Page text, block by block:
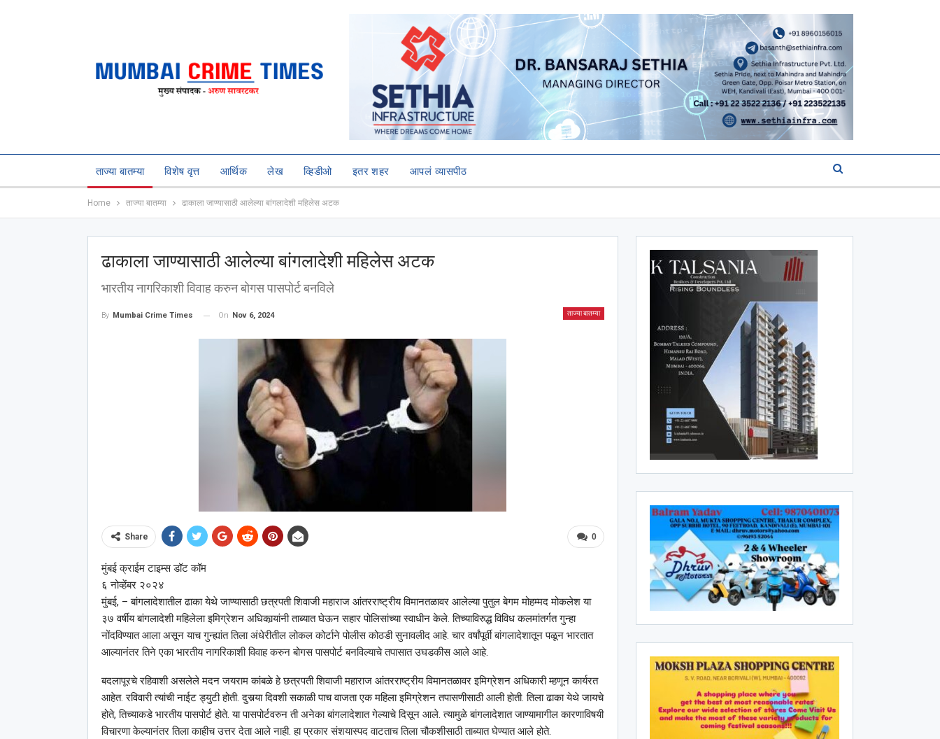
ताज्या बातम्या विशेष वृत्त आर्थिक लेख व्हिडीओ इतर शहर आपलं व्यासपीठ
Home ताज्या बातम्या ढाकाला जाण्यासाठी आलेल्या बांगलादेशी महिलेस अटक
ढाकाला जाण्यासाठी आलेल्या बांगलादेशी महिलेस अटक
भारतीय नागरिकाशी विवाह करुन बोगस पासपोर्ट बनविले
ताज्या बातम्या
By Mumbai Crime Times On Nov 6, 2024
0
Share
मुंबई क्राईम टाइम्स डॉट कॉम
६ नोव्हेंबर २०२४
मुंबई, – बांगलादेशातील ढाका येथे जाण्यासाठी छत्रपती शिवाजी महाराज आंतरराष्ट्रीय विमानतळावर आलेल्या पुतुल बेगम मोहम्मद मोकलेश या
३७ वर्षीय बांगलादेशी महिलेला इमिग्रेशन अधिकार्‍यांनी ताब्यात घेऊन सहार पोलिसांच्या स्वाधीन केले. तिच्याविरुद्ध विविध कलमांतर्गत गुन्हा
नोंदविण्यात आला असून याच गुन्ह्यांत तिला अंधेरीतील लोकल कोर्टाने पोलीस कोठडी सुनावलीद आहे. चार वर्षांपूर्वी बांगलादेशातून पळून भारतात
आल्यानंतर तिने एका भारतीय नागरिकाशी विवाह करुन बोगस पासपोर्ट बनविल्याचे तपासात उघडकीस आले आहे.
बदलापूरचे रहिवाशी असलेले मदन जयराम कांबळे हे छत्रपती शिवाजी महाराज आंतरराष्ट्रीय विमानतळावर इमिग्रेशन अधिकारी म्हणून कार्यरत
आहेत. रविवारी त्यांची नाईट ड्युटी होती. दुसर्‍या दिवशी सकाळी पाच वाजता एक महिला इमिग्रेशन तपासणीसाठी आली होती. तिला ढाका येथे जायचे
होते, तिच्याकडे भारतीय पासपोर्ट होते. या पासपोर्टवरुन ती अनेका बांगलादेशात गेल्याचे दिसून आले. त्यामुळे बांगलादेशात जाण्यामागील कारणाविषयी
विचारणा केल्यानंतर तिला काहीच उत्तर देता आले नाही. हा प्रकार संशयास्पद वाटताच तिला चौकशीसाठी ताब्यात घेण्यात आले होते.